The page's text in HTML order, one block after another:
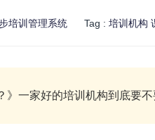
培训管理系统Tag : 培训机构
》一家好的培训机构到底要